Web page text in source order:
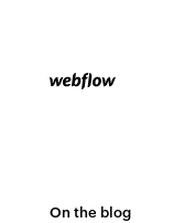
On the blog